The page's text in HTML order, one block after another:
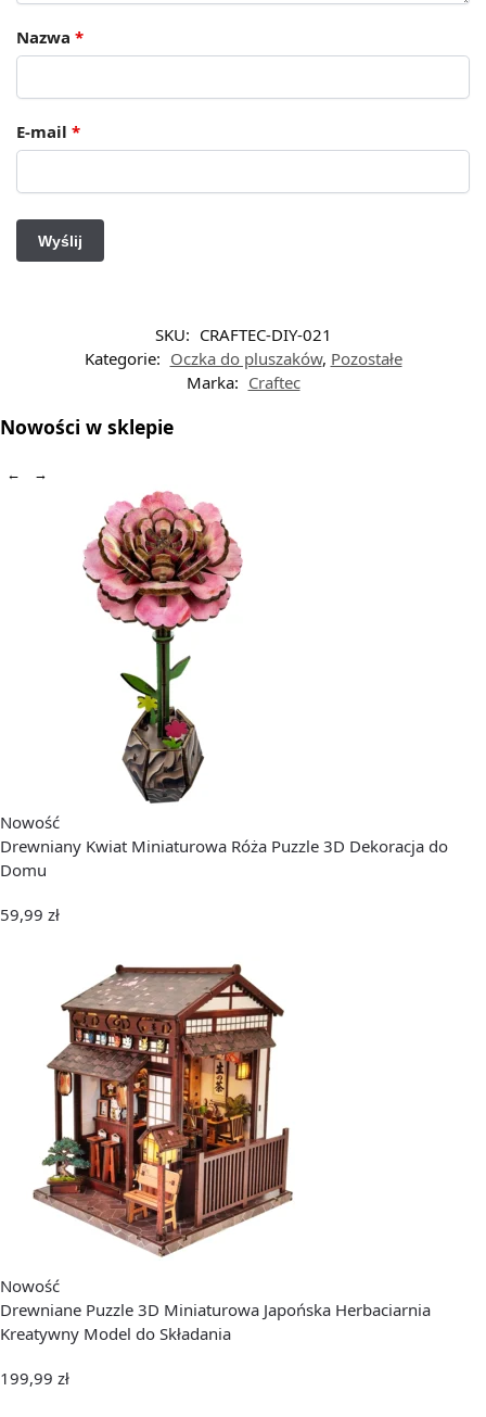
Nazwa *
E-mail *
SKU: CRAFTEC-DIY-021
Kategorie: Oczka do pluszaków, Pozostałe
Marka: Craftec
Nowości w sklepie
← →
Nowość
Drewniany Kwiat Miniaturowa Róża Puzzle 3D Dekoracja do
Domu
59,99 zł
Nowość
Drewniane Puzzle 3D Miniaturowa Japońska Herbaciarnia
Kreatywny Model do Składania
199,99 zł